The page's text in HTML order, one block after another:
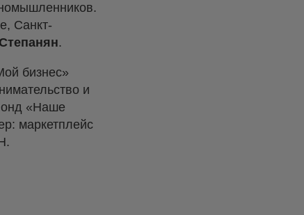
Санкт-
.
бизнес»
и
«Наше
маркетплейс